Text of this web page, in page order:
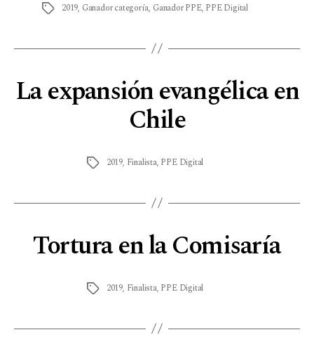
2019, Ganador categoría, Ganador PPE, PPE Digital
La expansión evangélica en
Chile
2019, Finalista, PPE Digital
Tortura en la Comisaría
2019, Finalista, PPE Digital